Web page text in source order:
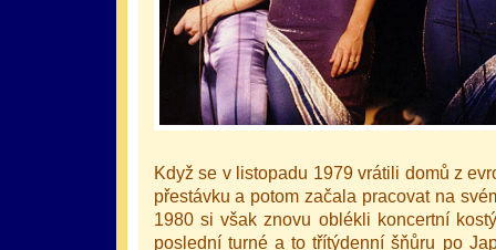
Když se v listopadu 1979 vrátili domů z
přestávku a potom začala pracovat na
1980 si však znovu oblékli koncertní
poslední turné a to třítýdenní šňůru po